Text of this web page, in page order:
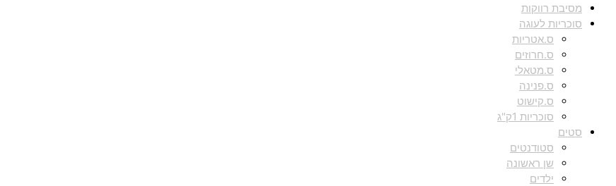
מסיבת רווקות
סוכריות לעוגה
ס.אטריות
ס.חרוזים
ס.מטאלי
ס.פנינה
ס.קישוט
סוכריות 1ק"ג
סטים
סטודנטים
שן ראשונה
ילדים